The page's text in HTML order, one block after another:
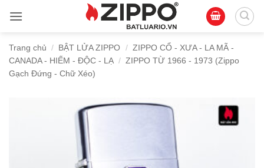
qua
dungTrang chủ / BẬT LỬA ZIPPO / ZIPPO CỔ - XƯA - LA MÃ -
CANADA - HIẾM - ĐỘC - LẠ / ZIPPO TỪ 1966 - 1973 (Zippo
Gạch Đứng - Chữ Xéo)